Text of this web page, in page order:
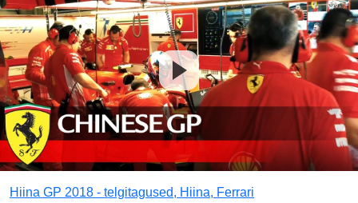
Hiina GP 2018 - telgitagused, Hiina, Ferrari